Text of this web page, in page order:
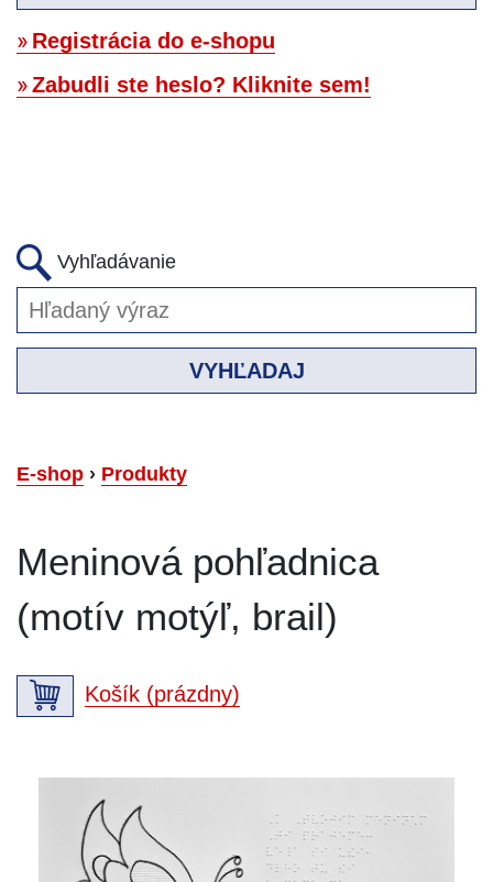
Registrácia do e-shopu
Zabudli ste heslo? Kliknite sem!
Vyhľadávanie
VYHĽADAJ
E-shop › Produkty
Meninová pohľadnica
(motív motýľ, brail)
Košík (prázdny)